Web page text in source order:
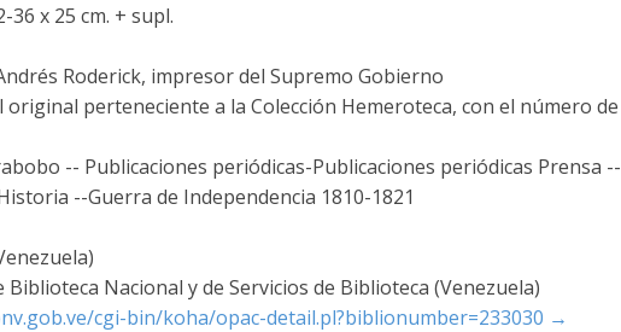
36 x 25 cm. + supl.
Roderick, impresor del Supremo Gobierno
original perteneciente a la Colección Hemeroteca, con el número de
-- Publicaciones periódicas-Publicaciones periódicas Prensa --
--Guerra de Independencia 1810-1821
Nacional y de Servicios de Biblioteca (Venezuela)
cgi-bin/koha/opac-detail.pl?biblionumber=233030 →